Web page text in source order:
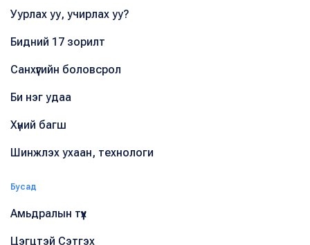
Уурлах уу, учирлах уу?
Бидний 17 зорилт
Санхүүгийн боловсрол
Би нэг удаа
Хүний багш
Шинжлэх ухаан, технологи
Бусад
Амьдралын түүх
Цэгцтэй Сэтгэх